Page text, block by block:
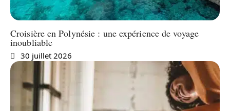
Croisière en Polynésie : une expérience de voyage
inoubliable
30 juillet 2026